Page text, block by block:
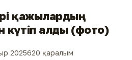
қажылардың
күтіп алды (фото)
2025620 қаралым